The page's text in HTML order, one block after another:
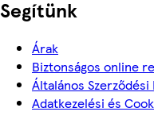
Segítünk
Árak
Biztonságos online
Általános
Adatkezelési és